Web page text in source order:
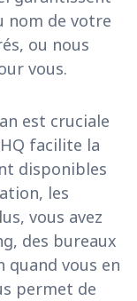
nom de votre
ou nous
vous.
est cruciale
facilite la
disponibles
les
vous avez
des bureaux
quand vous en
permet de